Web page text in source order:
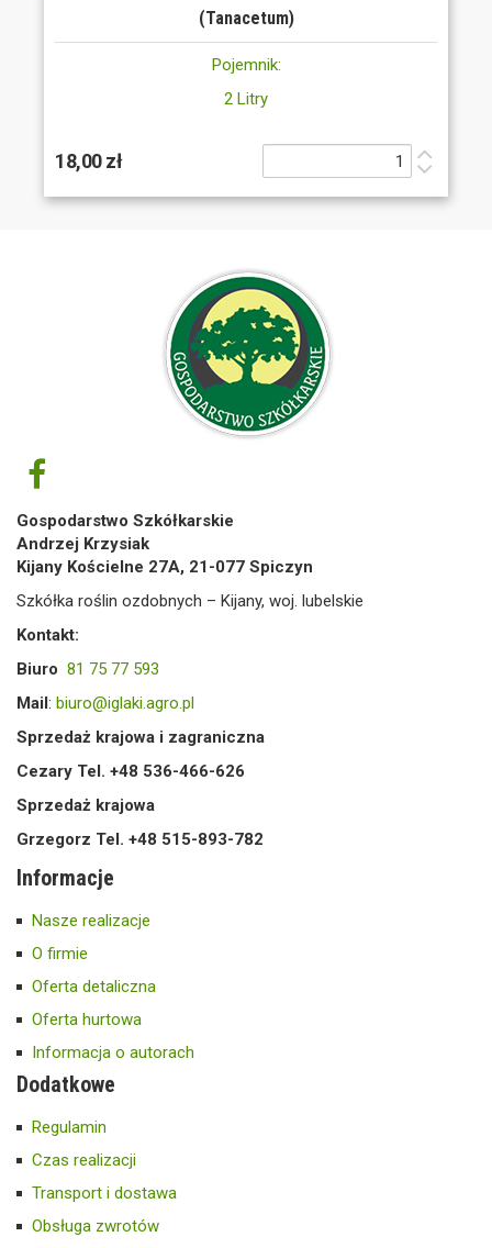
(Tanacetum)
Pojemnik:
2 Litry
18,00 zł
Gospodarstwo Szkółkarskie
Andrzej Krzysiak
Kijany Kościelne 27A, 21-077 Spiczyn
Szkółka roślin ozdobnych – Kijany, woj. lubelskie
Kontakt:
Biuro 81 75 77 593
Mail: biuro@iglaki.agro.pl
Sprzedaż krajowa i zagraniczna
Cezary Tel. +48 536-466-626
Sprzedaż krajowa
Grzegorz Tel. +48 515-893-782
Informacje
Nasze realizacje
O firmie
Oferta detaliczna
Oferta hurtowa
Informacja o autorach
Dodatkowe
Regulamin
Czas realizacji
Transport i dostawa
Obsługa zwrotów